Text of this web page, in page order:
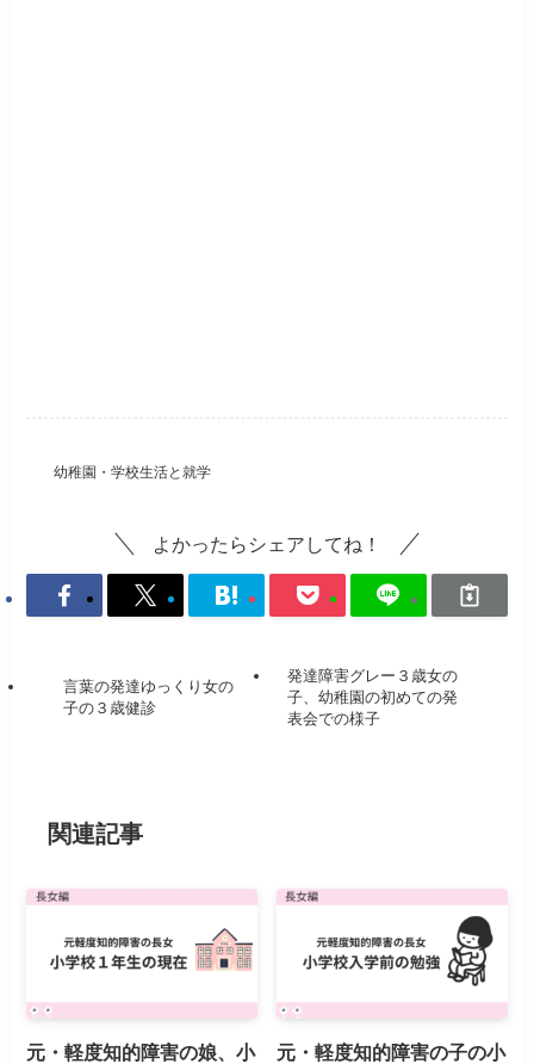
幼稚園・学校生活と就学
よかったらシェアしてね！
言葉の発達ゆっくり女の
子の３歳健診
発達障害グレー３歳女の
子、幼稚園の初めての発
表会での様子
関連記事
元・軽度知的障害の娘、小
元・軽度知的障害の子の小